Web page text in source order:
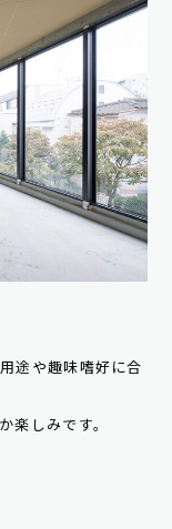
途や趣味嗜好に合
楽しみです。